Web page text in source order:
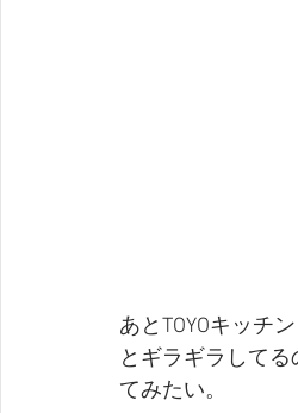
あとTOYOキッチ
とギラギラして
てみたい。